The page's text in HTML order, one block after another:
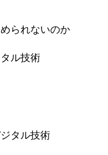
られないのか
ル技術
タル技術